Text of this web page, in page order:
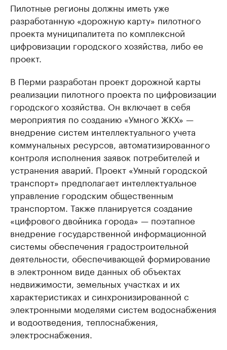
Пилотные регионы должны иметь уже
разработанную «дорожную карту» пилотного
проекта муниципалитета по комплексной
цифровизации городского хозяйства, либо ее
проект.
В Перми разработан проект дорожной карты
реализации пилотного проекта по цифровизации
городского хозяйства. Он включает в себя
мероприятия по созданию «Умного ЖКХ» —
внедрение систем интеллектуального учета
коммунальных ресурсов, автоматизированного
контроля исполнения заявок потребителей и
устранения аварий. Проект «Умный городской
транспорт» предполагает интеллектуальное
управление городским общественным
транспортом. Также планируется создание
«цифрового двойника города» — поэтапное
внедрение государственной информационной
системы обеспечения градостроительной
деятельности, обеспечивающей формирование
в электронном виде данных об объектах
недвижимости, земельных участках и их
характеристиках и синхронизированной с
электронными моделями систем водоснабжения
и водоотведения, теплоснабжения,
электроснабжения.